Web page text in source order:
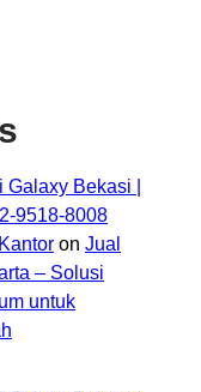
Bekasi |
9518-8008
on Jual
– Solusi
untuk